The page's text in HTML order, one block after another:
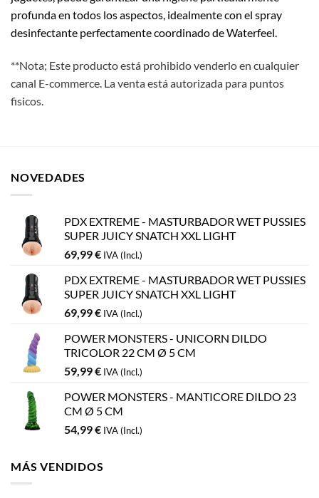
profunda en todos los aspectos, idealmente con el spray
desinfectante perfectamente coordinado de Waterfeel.
**Nota; Este producto está prohibido venderlo en cualquier
canal E-commerce. La venta está autorizada para puntos
fisicos.
NOVEDADES
PDX EXTREME - MASTURBADOR WET PUSSIES
SUPER JUICY SNATCH XXL LIGHT
69,99€ IVA (Incl.)
PDX EXTREME - MASTURBADOR WET PUSSIES
SUPER JUICY SNATCH XXL LIGHT
69,99€ IVA (Incl.)
POWER MONSTERS - UNICORN DILDO
TRICOLOR 22 CM Ø 5 CM
59,99€ IVA (Incl.)
POWER MONSTERS - MANTICORE DILDO 23
CM Ø 5 CM
54,99€ IVA (Incl.)
MÁS VENDIDOS